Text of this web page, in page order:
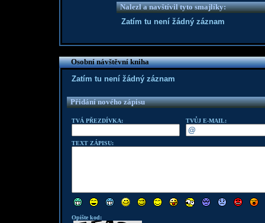
Nalezl a navštívil tyto smajlíky:
Zatím tu není žádný záznam
Osobní návštěvní kniha
Zatím tu není žádný záznam
Přidání nového zápisu
TVÁ PŘEZDÍVKA: TVŮJ E-MAIL:
TEXT ZÁPISU:
Opište kod: